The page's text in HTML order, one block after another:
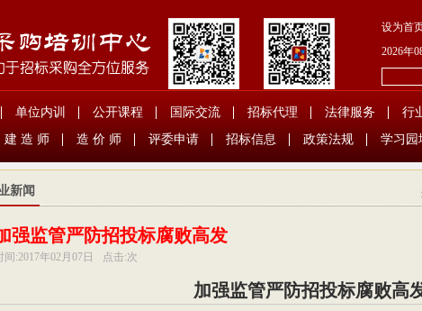
设为首
2026年
单位内训 公开课程 国际交流 招标代理 法律服务 行
建 造 师
造 价 师 评委申请 招标信息 政策法规 学习园
新闻
强监管严防招投标腐败高发
间:2017年02月07日 点击:次
加强监管严防招投标腐败高